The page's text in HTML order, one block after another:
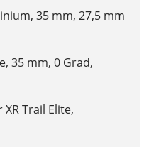
35 mm, 27,5 mm
35 mm, 0 Grad,
Trail Elite,